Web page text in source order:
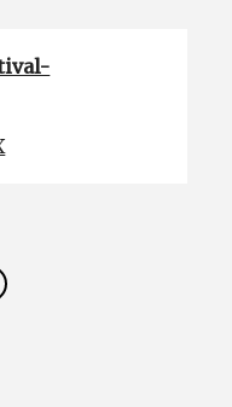
cet article sur
cet article sur